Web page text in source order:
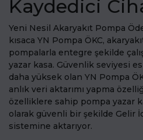
Kaydedici
Yeni Nesil Akaryakıt Pompa
kısaca YN Pompa ÖKC,
pompalarla entegre şekilde
yazar kasa. Güvenlik seviyesi
daha yüksek olan YN Pompa
anlık veri aktarımı yapma
özelliklere sahip pompa yazar
olarak güvenli bir şekilde Gelir
sistemine aktarıyor.